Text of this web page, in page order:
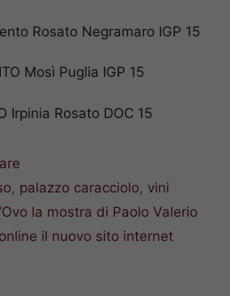
Rosato Negramaro IGP 15
Mosì Puglia IGP 15
Irpinia Rosato DOC 15
, palazzo caracciolo, vini
la mostra di Paolo Valerio
il nuovo sito internet